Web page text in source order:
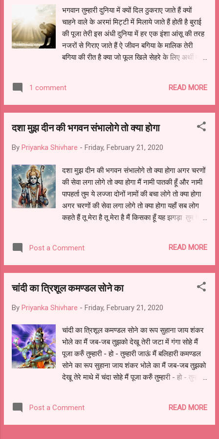
si=d5m-W8Ru9ptSpTOy
भगवान तुम्हारी दुनिया में क्यों दिल ठुकराए जाते हैं क्यों
चाहने वाले के अरमां मिट्टी में मिलाये जाते हैं होती है बुराई
की पूजा तेरी इस अंधी दुनिया में हर एक इंशा आंसू की तरह
नजरों से गिराए जाते हैं ऐ जीवन बगिया के मालिक तेरी
बगिया की रीत है क्या जो फूल खिले सेहरे के लिए अर्थी में
1 comment READ MORE
दशा मुझ दीन की भगवन संभालोगे तो क्या होगा
By Priyanka Shivhare - Friday, February 21, 2020
दशा मुझ दीन की भगवन संभालोगे तो क्या होगा अगर चरणों
की सेवा लगा लोगे तो क्या होगा मैं नामी पातकी हूँ और नामी
पापहर्ता तुम ये लज्जा दोनों नामों की बचा लोगे तो क्या होगा
अगर चरणों की सेवा लगा लोगे तो क्या होगा यहाँ सब लोग
कहते हैं तू मेरा है तू मेरा है मैं किसका हूँ यह झगड़ा तुम मिटा
में बिंदु सा पापी मिला लोगे तो क्या होगा अगर चरणों की सेवा
लगा लोगे तो क्या होगा
Post a Comment READ MORE
चांदी का त्रिशूल कमण्डल सोने का
By Priyanka Shivhare - Friday, February 21, 2020
चांदी का त्रिशूल कमण्डल सोने का रूप सुहाना जाय शंकर
भोले का मैं जब-जब तुझको देखू तेरी जटा में गंगा सोहे मैं
पूजा करुँ तुम्हारी - हो - तुम्हारी जाऊं मैं बलिहारी कमण्डल
सोने का रूप सुहाना जाय शंकर भोले का मैं जब-जब तुझको
देखू तेरे माथे में चंदा सोहे मैं पूजा करुँ तुम्हारी - हो - तुम्हारी
पूजा करुँ तुम्हारी - हो - तुम्हारी जाऊं मैं बलिहारी कमण्डल
सोने का रूप सुहाना जाय शंकर भोले का मैं जब-जब तुझको
Post a Comment READ MORE